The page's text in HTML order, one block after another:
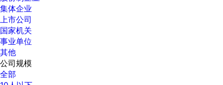
集体企业
上市公司
国家机关
事业单位
其他
公司规模
全部